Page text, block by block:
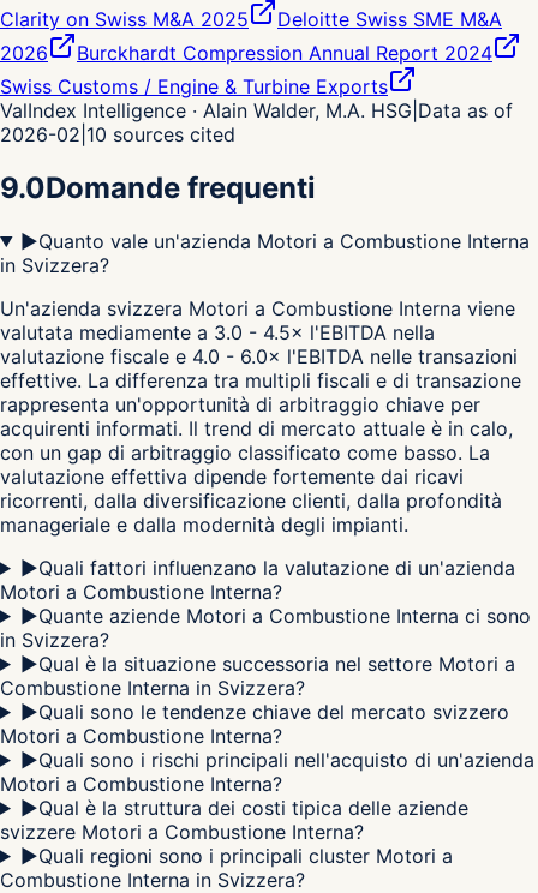
Clarity on Swiss M&A 2025
Deloitte Swiss SME M&A
2026
Burckhardt Compression Annual Report 2024
Swiss Customs / Engine & Turbine Exports
ValIndex Intelligence · Alain Walder, M.A. HSG Data as of
2026-02 10 sources cited
9.0Domande frequenti
▶Quanto vale un'azienda Motori a Combustione Interna
in Svizzera?
Un'azienda svizzera Motori a Combustione Interna viene
valutata mediamente a 3.0 - 4.5× l'EBITDA nella
valutazione fiscale e 4.0 - 6.0× l'EBITDA nelle transazioni
effettive. La differenza tra multipli fiscali e di transazione
rappresenta un'opportunità di arbitraggio chiave per
acquirenti informati. Il trend di mercato attuale è in calo,
con un gap di arbitraggio classificato come basso. La
valutazione effettiva dipende fortemente dai ricavi
ricorrenti, dalla diversificazione clienti, dalla profondità
manageriale e dalla modernità degli impianti.
▶Quali fattori influenzano la valutazione di un'azienda
Motori a Combustione Interna?
▶Quante aziende Motori a Combustione Interna ci sono
in Svizzera?
▶Qual è la situazione successoria nel settore Motori a
Combustione Interna in Svizzera?
▶Quali sono le tendenze chiave del mercato svizzero
Motori a Combustione Interna?
▶Quali sono i rischi principali nell'acquisto di un'azienda
Motori a Combustione Interna?
▶Qual è la struttura dei costi tipica delle aziende
svizzere Motori a Combustione Interna?
▶Quali regioni sono i principali cluster Motori a
Combustione Interna in Svizzera?